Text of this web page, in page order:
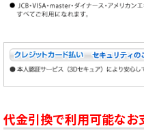
代金引換で利用可能なお